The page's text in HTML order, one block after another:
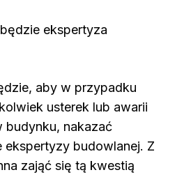
ekspertyza
aby w przypadku
usterek lub awarii
nakazać
ekspertyzy budowlanej. Z
zająć się tą kwestią